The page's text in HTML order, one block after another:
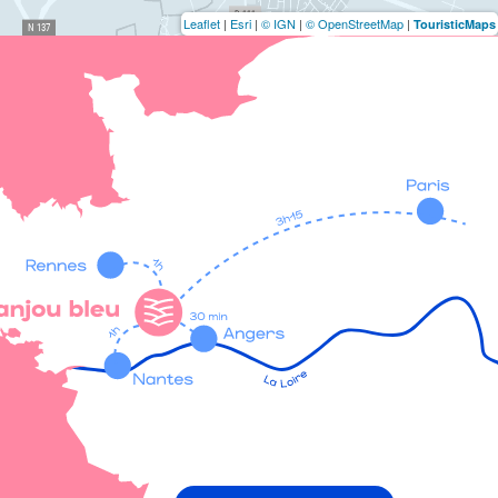
Leaflet | Esri | © IGN | © OpenStreetMap | TouristicMaps